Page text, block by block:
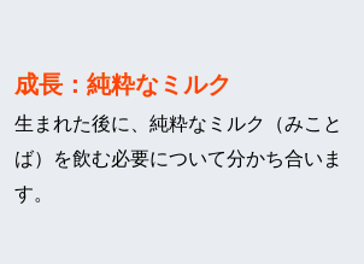
成長：純粋なミルク
生まれた後に、純粋なミルク（みこと
ば）を飲む必要について分かち合いま
す。